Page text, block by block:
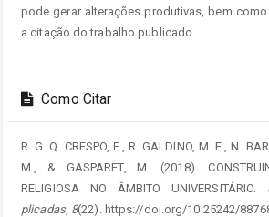
pode gerar alterações produtivas, bem
a citação do trabalho publicado.
Como Citar
R. G. Q. CRESPO, F., R. GALDINO, M. E., N.
M., & GASPARET, M. (2018).
RELIGIOSA NO ÂMBITO UNIVERSITÁRIO.
plicadas, 8(22). https://doi.org/10.25242/